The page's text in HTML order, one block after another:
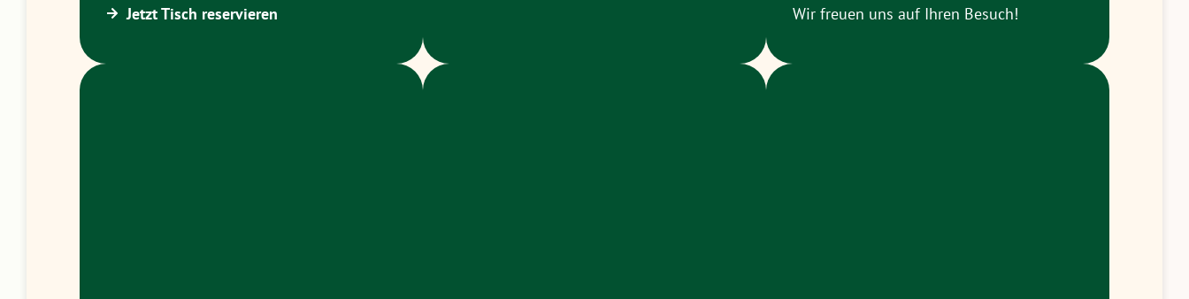
Jetzt Tisch reservieren
Wir freuen uns auf Ihren Besuch!